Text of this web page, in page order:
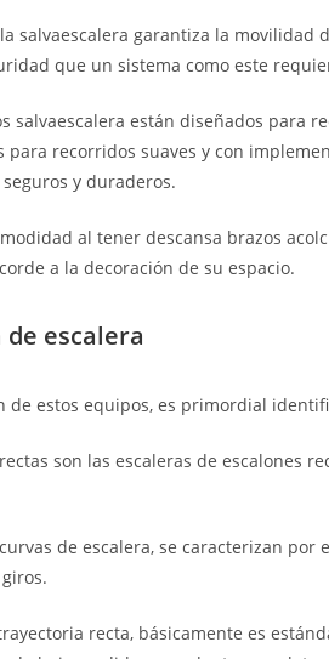
salvaescalera garantiza la movilidad
que un sistema como este
salvaescalera están diseñados para
para recorridos suaves y con
y duraderos.
al tener descansa brazos
a la decoración de su espacio.
escalera
de estos equipos, es primordial
son las escaleras de escalones
de escalera, se caracterizan
recta, básicamente es